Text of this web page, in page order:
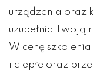
urządzenia oraz
uzupełnia Twoją
W cenę
i ciepłe oraz